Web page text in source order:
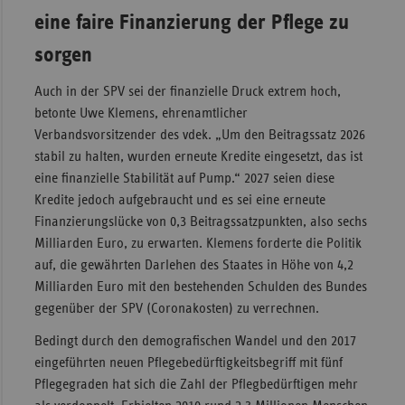
eine faire Finanzierung der Pflege zu
sorgen
Auch in der SPV sei der finanzielle Druck extrem hoch,
betonte Uwe Klemens, ehrenamtlicher
Verbandsvorsitzender des vdek. „Um den Beitragssatz 2026
stabil zu halten, wurden erneute Kredite eingesetzt, das ist
eine finanzielle Stabilität auf Pump.“ 2027 seien diese
Kredite jedoch aufgebraucht und es sei eine erneute
Finanzierungslücke von 0,3 Beitragssatzpunkten, also sechs
Milliarden Euro, zu erwarten. Klemens forderte die Politik
auf, die gewährten Darlehen des Staates in Höhe von 4,2
Milliarden Euro mit den bestehenden Schulden des Bundes
gegenüber der SPV (Coronakosten) zu verrechnen.
Bedingt durch den demografischen Wandel und den 2017
eingeführten neuen Pflegebedürftigkeitsbegriff mit fünf
Pflegegraden hat sich die Zahl der Pflegbedürftigen mehr